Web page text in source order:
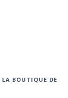
LA BOUTIQUE DE